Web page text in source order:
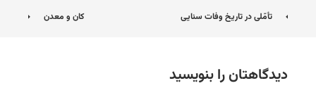
ناوبری
تأمّلی در تاریخ وفات سنایی کان و معدن
دیدگاهتان را بنویسید